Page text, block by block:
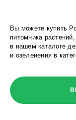
Вы можете купить
питомника
в нашем каталоге
и озеленения в